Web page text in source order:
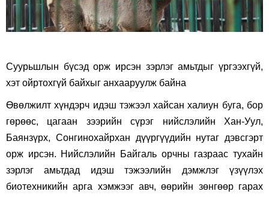
Суурьшлын бүсэд орж ирсэн зэрлэг амьтдыг үргээхгүй,
хэт ойртохгүй байхыг анхааруулж байна
Өвөлжилт хүндэрч идэш тэжээл хайсан халиун буга, бор
гөрөөс, цагаан зээрийн сүрэг нийслэлийн Хан-Уул,
Баянзүрх, Сонгинохайрхан дүүргүүдийн нутаг дэвсгэрт
орж ирсэн. Нийслэлийн Байгаль орчны газраас тухайн
зэрлэг амьтдад идэш тэжээлийн дэмжлэг үзүүлэх
биотехникийн арга хэмжээг авч, өөрийн зөнгөөр гарах